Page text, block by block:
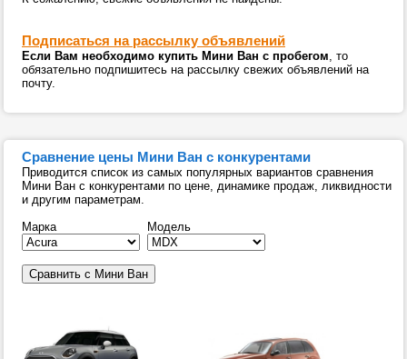
Подписаться на рассылку объявлений
Если Вам необходимо купить Мини Ван с пробегом, то
обязательно подпишитесь на рассылку свежих объявлений на
почту.
Сравнение цены Мини Ван с конкурентами
Приводится список из самых популярных вариантов сравнения
Мини Ван с конкурентами по цене, динамике продаж, ликвидности
и другим параметрам.
Марка
Модель